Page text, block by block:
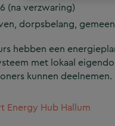
(na verzwaring)
dorpsbelang,
hebben een
met lokaal
kunnen deelnemen.
Energy Hub Hallum